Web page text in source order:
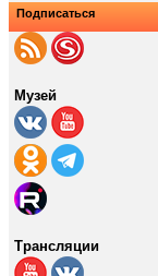
Подписаться
Музей
Трансляции